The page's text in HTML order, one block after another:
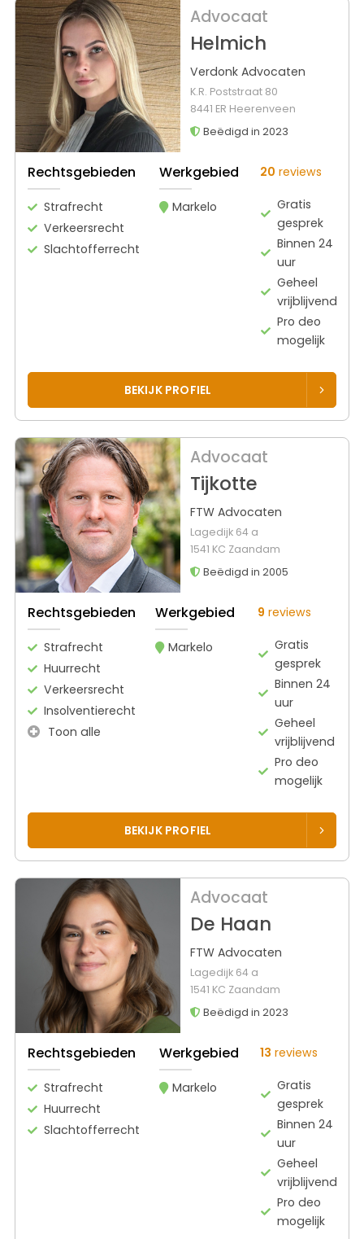
Advocaat
Helmich
Verdonk Advocaten
K.R. Poststraat 80
8441 ER Heerenveen
Beëdigd in 2023
Rechtsgebieden
Strafrecht
Verkeersrecht
Slachtofferrecht
Werkgebied
Markelo
20 reviews
Gratis
gesprek
Binnen 24
uur
Geheel
vrijblijvend
Pro deo
mogelijk
BEKIJK PROFIEL
Advocaat
Tijkotte
FTW Advocaten
Lagedijk 64 a
1541 KC Zaandam
Beëdigd in 2005
Rechtsgebieden
Strafrecht
Huurrecht
Verkeersrecht
Insolventierecht
Toon alle
Werkgebied
Markelo
9 reviews
Gratis
gesprek
Binnen 24
uur
Geheel
vrijblijvend
Pro deo
mogelijk
BEKIJK PROFIEL
Advocaat
De Haan
FTW Advocaten
Lagedijk 64 a
1541 KC Zaandam
Beëdigd in 2023
Rechtsgebieden
Strafrecht
Huurrecht
Slachtofferrecht
Werkgebied
Markelo
13 reviews
Gratis
gesprek
Binnen 24
uur
Geheel
vrijblijvend
Pro deo
mogelijk